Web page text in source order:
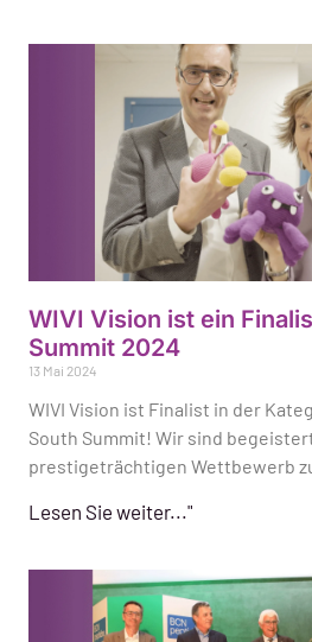
WIVI Vision ist ein
Summit 2024
13 Mai 2024
WIVI Vision ist Finalist in der
South Summit! Wir sind
prestigeträchtigen Wettbewerb
Lesen Sie weiter..."